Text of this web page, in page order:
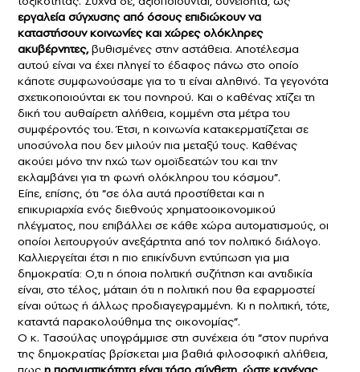
εργαλεία σύγχυσης από όσους επιδιώκουν να
καταστήσουν κοινωνίες και χώρες ολόκληρες
ακυβέρνητες,βυθισμένες στην αστάθεια. Αποτέλεσμα
αυτού είναι να έχει πληγεί το έδαφος πάνω στο οποίο
κάποτε συμφωνούσαμε για το τι είναι αληθινό. Τα γεγονότα
σχετικοποιούνται εκ του πονηρού. Και ο καθένας χτίζει τη
δική του αυθαίρετη αλήθεια, κομμένη στα μέτρα του
συμφέροντός του. Έτσι, η κοινωνία κατακερματίζεται σε
υποσύνολα που δεν μιλούν πια μεταξύ τους. Καθένας
ακούει μόνο την ηχώ των ομοϊδεατών του και την
εκλαμβάνει για τη φωνή ολόκληρου του κόσμου”.
Είπε, επίσης, ότι “σε όλα αυτά προστίθεται και η
επικυριαρχία ενός διεθνούς χρηματοοικονομικού
πλέγματος, που επιβάλλει σε κάθε χώρα αυτοματισμούς, οι
οποίοι λειτουργούν ανεξάρτητα από τον πολιτικό διάλογο.
Καλλιεργείται έτσι η πιο επικίνδυνη εντύπωση για μια
δημοκρατία: Ο,τι η όποια πολιτική συζήτηση και αντιδικία
είναι, στο τέλος, μάταιη ότι η πολιτική που θα εφαρμοστεί
είναι ούτως ή άλλως προδιαγεγραμμένη. Κι η πολιτική, τότε,
καταντά παρακολούθημα της οικονομίας”.
Ο κ. Τασούλας υπογράμμισε στη συνέχεια ότι “στον πυρήνα
της δημοκρατίας βρίσκεται μια βαθιά φιλοσοφική αλήθεια,